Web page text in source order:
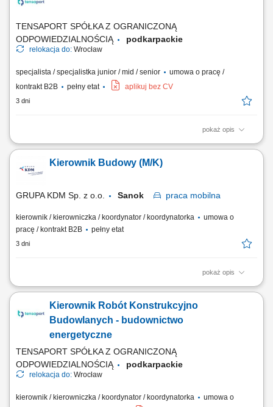
kompletnością i spójnością dokumentacji poodbiorowej. Sprawdzanie i
TENSAPORT SPÓŁKA Z OGRANICZONĄ
ODPOWIEDZIALNOŚCIĄ
podkarpackie
relokacja do: Wrocław
specjalista / specjalistka junior / mid / senior
umowa o pracę /
kontrakt B2B
pełny etat aplikuj bez CV
3 dni
pokaż opis
Zakres zadań: Bezpośredni nadzór nad wykonywanymi robotami przy
wymaganiami inwestora, dokumentacją techniczną oraz przepisami
BHP; Kontrola jakości, terminowości i stanu zaawansowania robót
Kierownik Budowy (M/K)
GRUPA KDM Sp. z o.o. Sanok praca mobilna
kierownik / kierowniczka / koordynator / koordynatorka
umowa o
pracę / kontrakt B2B
pełny etat
3 dni
pokaż opis
Twój zakres obowiązków Prowadzenie powierzonych budów w sposób
Bezpośredni nadzór nad podwykonawcami i zespołem; Kontrola jakości
i terminowości wykonywanych robót; Koordynacja prac na budowie;
Sporządzanie i analiza...
Kierownik Robót Konstrukcyjno
Budowlanych - budownictwo
energetyczne
TENSAPORT SPÓŁKA Z OGRANICZONĄ
ODPOWIEDZIALNOŚCIĄ
podkarpackie
relokacja do: Wrocław
kierownik / kierowniczka / koordynator / koordynatorka
umowa o